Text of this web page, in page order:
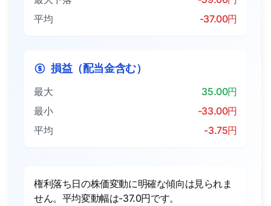
平均
-37.00円
損益（配当金含む）
最大
35.00円
最小
-33.00円
平均
-3.75円
権利落ち日の株価変動に明確な傾向は見られま
せん。平均変動幅は-37.0円です。